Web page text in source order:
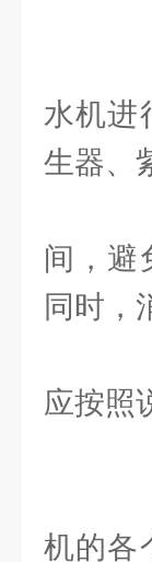
-
水机进
生器、
-
间，避
同时，
-
应按照
-
机的各